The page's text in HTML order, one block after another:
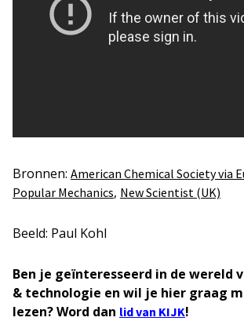
Bronnen: American Chemical Society via
Popular Mechanics, New Scientist (UK)
Beeld: Paul Kohl
Ben je geïnteresseerd in de wereld
& technologie en wil je hier graag
lezen? Word dan lid van KIJK!